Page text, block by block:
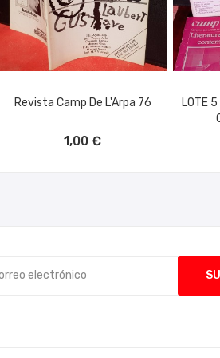
Revista Camp De L'Arpa 76
1,00 €
LOTE